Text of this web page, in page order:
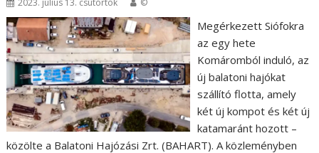
2023. július 13. csütörtök ©
Megérkezett Siófokra
az egy hete
Komáromból induló, az
új balatoni hajókat
szállító flotta, amely
két új kompot és két új
katamaránt hozott –
közölte a Balatoni Hajózási Zrt. (BAHART). A közleményben